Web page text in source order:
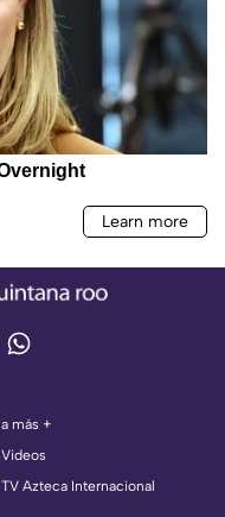
a más +
Videos
TV Azteca Internacional